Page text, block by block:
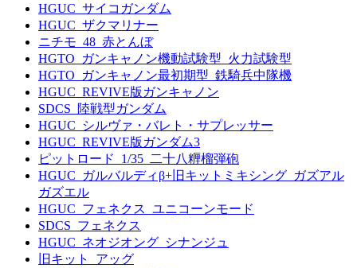
HGUC_サイコガンダム
HGUC_ザクマリナー
ニチモ_48_赤とんぼ
HGTO_ガンキャノン機動試験型_火力試験型
HGTO_ガンキャノン最初期型_鉄騎兵中隊機
HGUC_REVIVE版ガンキャノン
SDCS_陸戦型ガンダム
HGUC_シルヴァ・バレト・サプレッサー
HGUC_REVIVE版ガンダム3
ピットロード_1/35_二十八糎榴弾砲
HGUC_ガルバルディβ+旧キットミキシング_ガズアル
ガズエル
HGUC_フェネクス_ユニコーンモード
SDCS_フェネクス
HGUC_ネオジオング_シナンジュ
旧キット_アッグ